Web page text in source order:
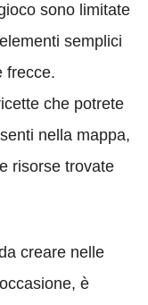
sono limitate
semplici
frecce.
che potrete
nella mappa,
risorse trovate
creare nelle
è